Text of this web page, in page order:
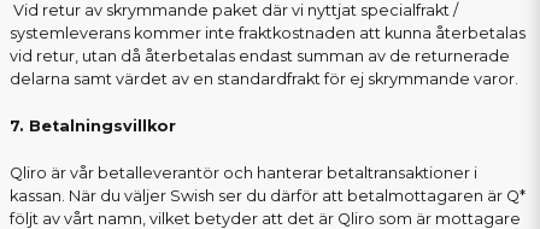
Vid retur av skrymmande paket där vi nyttjat specialfrakt /
systemleverans kommer inte fraktkostnaden att kunna återbetalas
vid retur, utan då återbetalas endast summan av de returnerade
delarna samt värdet av en standardfrakt för ej skrymmande varor.
7. Betalningsvillkor
Qliro är vår betalleverantör och hanterar betaltransaktioner i
kassan. När du väljer Swish ser du därför att betalmottagaren är Q*
följt av vårt namn, vilket betyder att det är Qliro som är mottagare